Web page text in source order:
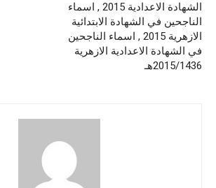
الشهادة الاعدادية 2015 , اسماء
الناجحين في الشهادة الابتدائية
الازهرية 2015 , اسماء الناجحين
في الشهادة الاعدادية الازهرية
2015/1436هـ